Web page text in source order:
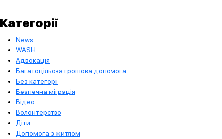
Категорії
News
WASH
Адвокація
Багатоцільова грошова допомога
Без категорії
Безпечна міграція
Відео
Волонтерство
Діти
Допомога з житлом